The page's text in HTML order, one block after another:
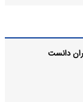
دانست